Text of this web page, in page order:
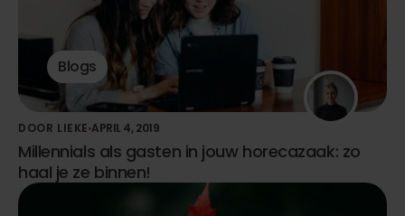
Blogs
DOOR LIEKE APRIL 4, 2019
Millennials als gasten in jouw horecazaak: zo
haal je ze binnen!